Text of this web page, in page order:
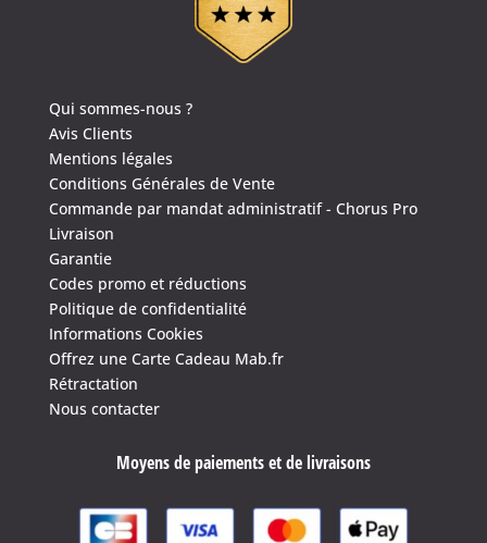
4.6/5(1635 avis)
Qui sommes-nous ?
Avis Clients
Mentions légales
Conditions Générales de Vente
Commande par mandat administratif - Chorus Pro
Livraison
Garantie
Codes promo et réductions
Politique de confidentialité
Informations Cookies
Offrez une Carte Cadeau Mab.fr
Rétractation
Nous contacter
Moyens de paiements et de livraisons